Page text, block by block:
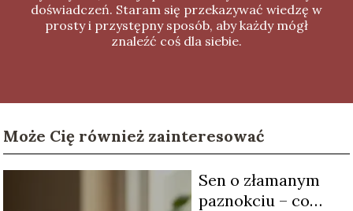
doświadczeń. Staram się przekazywać wiedzę w
prosty i przystępny sposób, aby każdy mógł
znaleźć coś dla siebie.
Może Cię również zainteresować
Sen o złamanym
paznokciu – co